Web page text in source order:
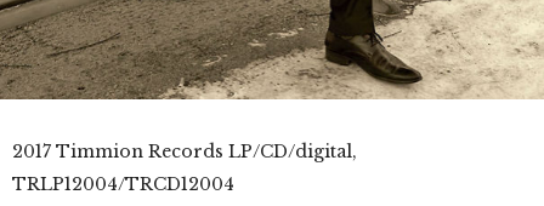
2017 Timmion Records LP/CD/digital,
TRLP12004/TRCD12004